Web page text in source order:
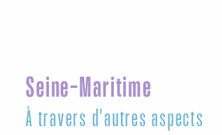
Seine-Maritime
À travers d'autres aspects